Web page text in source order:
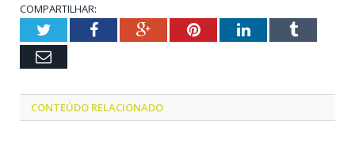
COMPARTILHAR:
TwitterFacebookGoogle+PinterestLinkedInTumblr
Email
CONTEÚDO RELACIONADO